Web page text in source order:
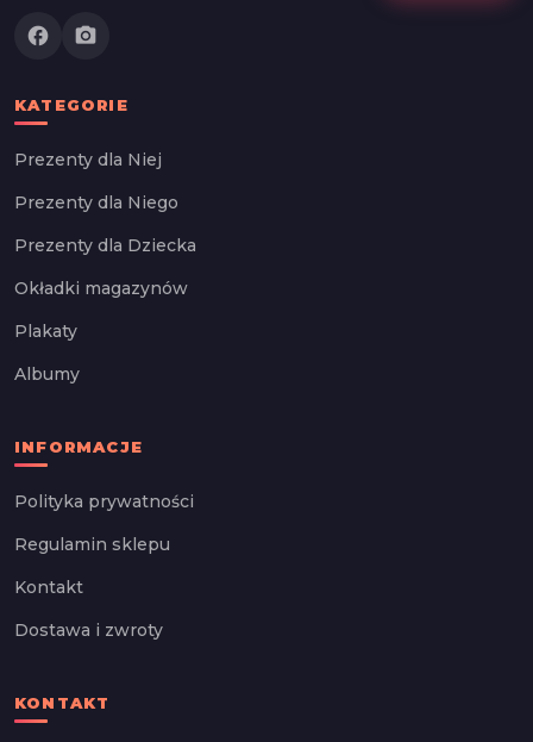
facebook photo_camera
KATEGORIE
Prezenty dla Niej
Prezenty dla Niego
Prezenty dla Dziecka
Okładki magazynów
Plakaty
Albumy
INFORMACJE
Polityka prywatności
Regulamin sklepu
Kontakt
Dostawa i zwroty
KONTAKT